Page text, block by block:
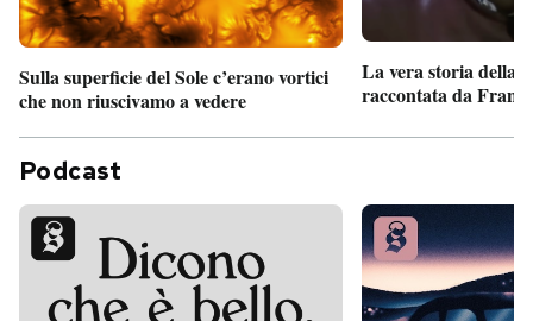
Sulla superficie del Sole c’erano vortici
che non riuscivamo a vedere
La vera storia della
raccontata da
Podcast